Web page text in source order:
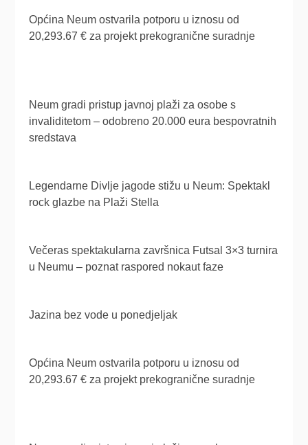
Općina Neum ostvarila potporu u iznosu od
20,293.67 € za projekt prekogranične suradnje
Neum gradi pristup javnoj plaži za osobe s
invaliditetom – odobreno 20.000 eura bespovratnih
sredstava
Legendarne Divlje jagode stižu u Neum: Spektakl
rock glazbe na Plaži Stella
Večeras spektakularna završnica Futsal 3×3 turnira
u Neumu – poznat raspored nokaut faze
Jazina bez vode u ponedjeljak
Općina Neum ostvarila potporu u iznosu od
20,293.67 € za projekt prekogranične suradnje